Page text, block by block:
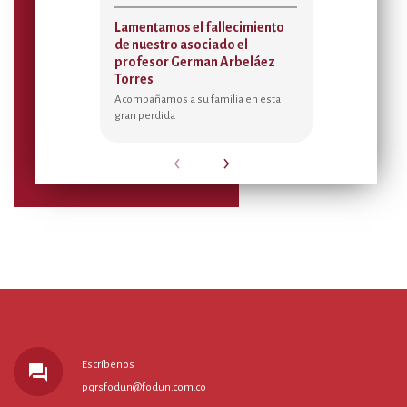
Lamentamos el fallecimiento
de nuestro asociado el
profesor German Arbeláez
Torres
Acompañamos a su familia en esta
gran perdida
‹ ›
forum
Escríbenos
pqrsfodun@fodun.com.co